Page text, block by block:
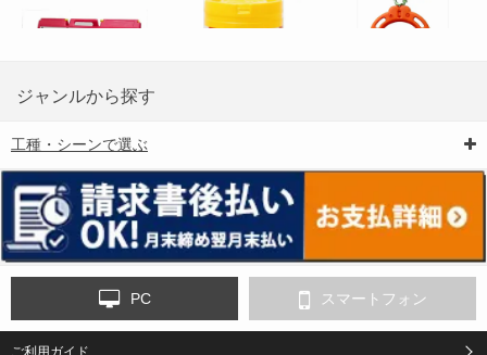
6-矢印板/LED矢印板
ンス
ジャンルから探す
工種・シーンで選ぶ
PC スマートフォン
ご利用ガイド